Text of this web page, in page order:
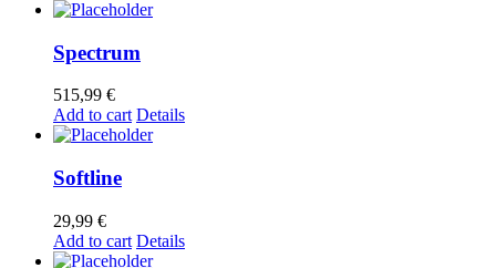
Spectrum
515,99 €
Add to cart Details
Softline
29,99 €
Add to cart Details